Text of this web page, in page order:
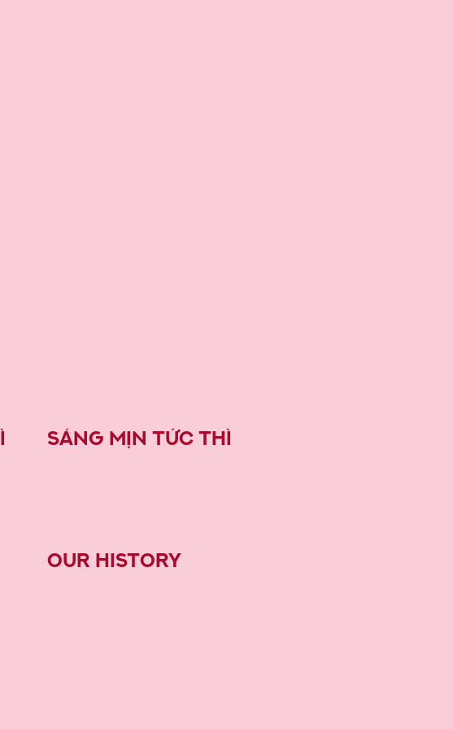
Sáng Mịn Tức Thì
Our History